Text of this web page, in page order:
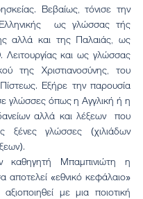
Βεβαίως, τόνισε την
ως γλώσσας τής
αλλά και της Παλαιάς, ως
και ως γλώσσας
της Χριστιανοσύνης, του
Εξήρε την παρουσία
γλώσσες όπως η Αγγλική ή η
αλλά και λέξεων  που
ξένες γλώσσες (χιλιάδων
αποτελεί «εθνικό κεφάλαιο»
με μια ποιοτική